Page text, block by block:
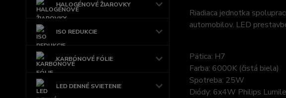
HALOGÉNOVÉ ŽIAROVKY
ISO REDUKCIE
KARBÓNOVÉ FÓLIE
LED DENNÉ SVIETENIE
Riadiaca jednotka
automobilov. LED
Pätica: H7
Farba: 6000K (čistá biela)
Spotreba: 25W
Diódy: 6x4W Philips